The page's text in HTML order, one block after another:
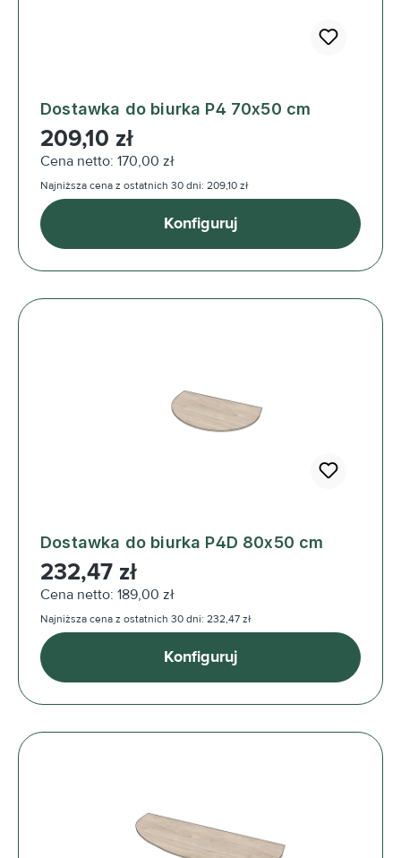
Dostawka do biurka P4 70x50 cm
Cena regularna:
209,10 zł
Cena netto: 170,00 zł
Najniższa cena z ostatnich 30 dni: 209,10 zł
Konfiguruj
Dostawka do biurka P4D 80x50 cm
Cena regularna:
232,47 zł
Cena netto: 189,00 zł
Najniższa cena z ostatnich 30 dni: 232,47 zł
Konfiguruj